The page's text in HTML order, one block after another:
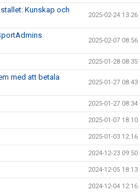
Kunskap och
2025-02-24 13:26
2025-02-07 08:56
2025-01-28 08:35
med att betala
2025-01-27 08:43
2025-01-27 08:34
2025-01-07 18:10
2025-01-03 12:16
2024-12-23 09:50
2024-12-05 18:13
2024-12-04 12:16